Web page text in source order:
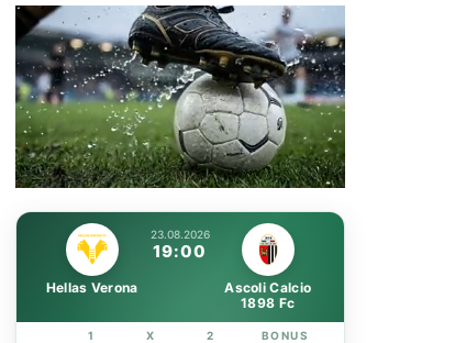
Unmute
Loaded:
100.00%
23.08.2026
19:00
Hellas Verona
Ascoli Calcio
1898 Fc
1 X 2 BONUS